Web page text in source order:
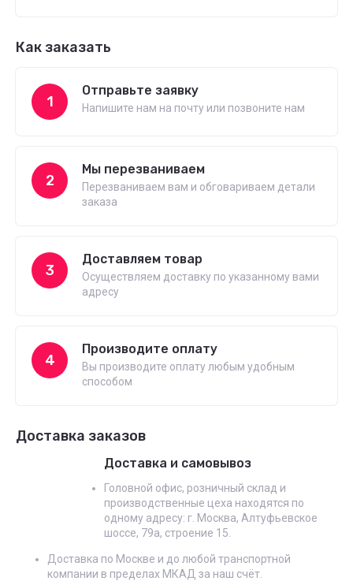
Как заказать
1
Отправьте заявку
Напишите нам на почту или позвоните нам
2
Мы перезваниваем
Перезваниваем вам и обговариваем детали
заказа
3
Доставляем товар
Осуществляем доставку по указанному вами
адресу
4
Производите оплату
Вы производите оплату любым удобным
способом
Доставка заказов
Доставка и самовывоз
Головной офис, розничный склад и
производственные цеха находятся по
одному адресу: г. Москва, Алтуфьевское
шоссе, 79а, строение 15.
Доставка по Москве и до любой транспортной
компании в пределах МКАД за наш счёт.